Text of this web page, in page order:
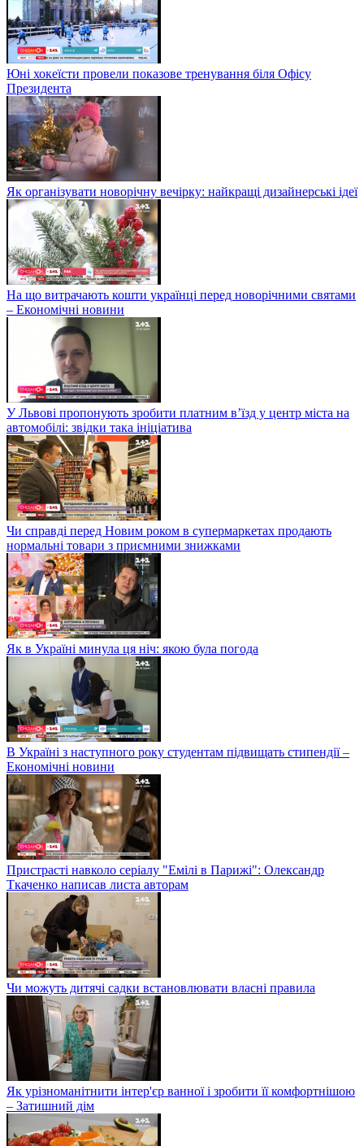
Юні хокеїсти провели показове тренування біля Офісу
Президента
Як організувати новорічну вечірку: найкращі дизайнерські ідеї
На що витрачають кошти українці перед новорічними святами
– Економічні новини
У Львові пропонують зробити платним в’їзд у центр міста на
автомобілі: звідки така ініціатива
Чи справді перед Новим роком в супермаркетах продають
нормальні товари з приємними знижками
Як в Україні минула ця ніч: якою була погода
В Україні з наступного року студентам підвищать стипендії –
Економічні новини
Пристрасті навколо серіалу "Емілі в Парижі": Олександр
Ткаченко написав листа авторам
Чи можуть дитячі садки встановлювати власні правила
Як урізноманітнити інтер'єр ванної і зробити її комфортнішою
– Затишний дім